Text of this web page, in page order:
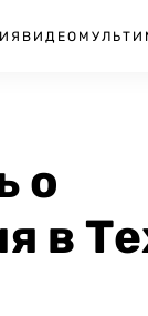
ВИДЕО
о
в